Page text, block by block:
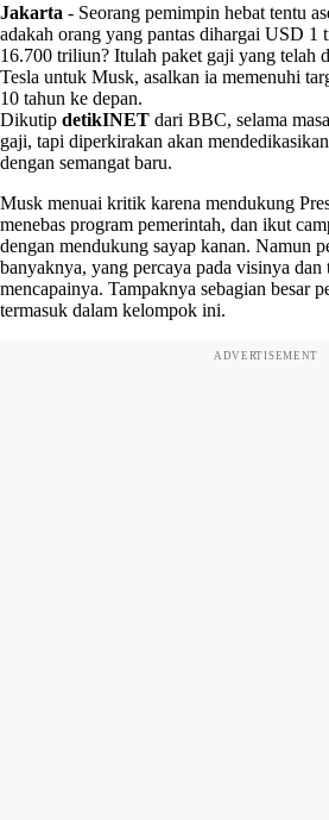
Jakarta - Seorang pemimpin hebat tentu
adakah orang yang pantas dihargai USD 1
16.700 triliun? Itulah paket gaji yang telah
Tesla untuk Musk, asalkan ia memenuhi
10 tahun ke depan.
Dikutip detikINET dari BBC, selama
gaji, tapi diperkirakan akan
dengan semangat baru.
Musk menuai kritik karena mendukung
menebas program pemerintah, dan ikut
dengan mendukung sayap kanan. Namun
banyaknya, yang percaya pada visinya dan
mencapainya. Tampaknya sebagian besar
termasuk dalam kelompok ini.
ADVERTISEMENT